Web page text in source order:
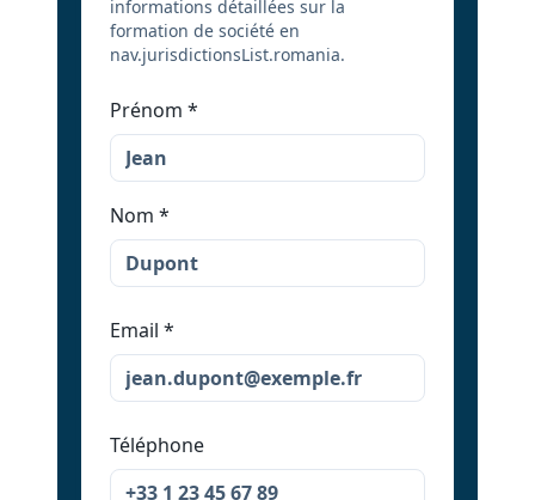
informations détaillées sur la
formation de société en
nav.jurisdictionsList.romania.
Prénom *
Nom *
Email *
Téléphone